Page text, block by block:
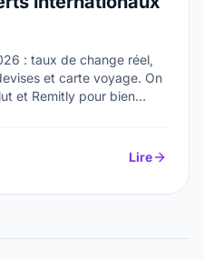
: taux de change réel,
et carte voyage. On
et Remitly pour bien
Lire